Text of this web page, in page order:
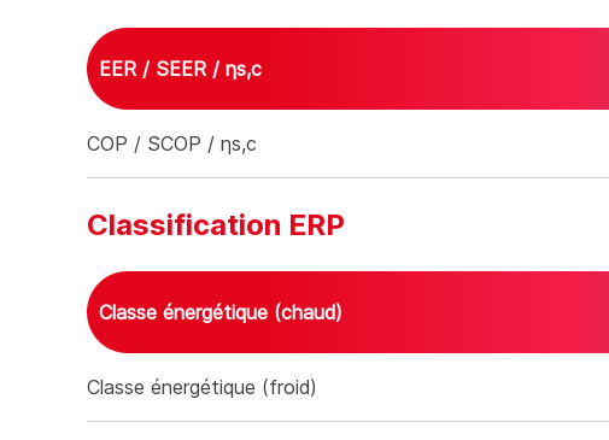
EER / SEER / ηs,c
COP / SCOP / ηs,c
EER / SEER / ηs,c 0.2 / 3.09 / 0 %
Classification ERP
Classe énergétique (chaud)
Classe énergétique (froid)